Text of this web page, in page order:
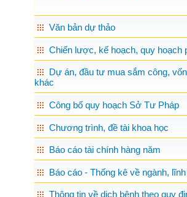
Văn bản dự thảo
Chiến lược, kế hoạch, quy hoạch
Dự án, đầu tư mua sắm công,
khác
Công bố quy hoạch Sở Tư Pháp
Chương trình, đề tài khoa học
Báo cáo tài chính hàng năm
Báo cáo - Thống kê về ngành,
Thông tin về dịch bệnh theo quy